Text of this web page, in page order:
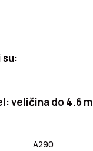
su:
veličina do 4.6 m
A290